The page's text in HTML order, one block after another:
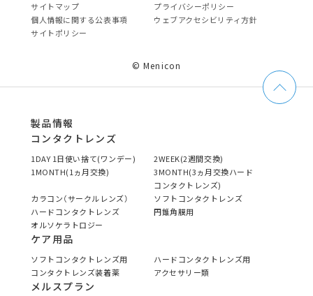
サイトマップ
プライバシーポリシー
個⼈情報に関する公表事項
ウェブアクセシビリティ方針
サイトポリシー
© Menicon
製品情報
コンタクトレンズ
1DAY 1日使い捨て(ワンデー)
2WEEK(2週間交換)
1MONTH(1ヵ月交換)
3MONTH(3ヵ月交換ハード
コンタクトレンズ)
カラコン（サークルレンズ）
ソフトコンタクトレンズ
ハードコンタクトレンズ
円錐角膜用
オルソケラトロジー
ケア用品
ソフトコンタクトレンズ用
ハードコンタクトレンズ用
コンタクトレンズ装着薬
アクセサリー類
メルスプラン